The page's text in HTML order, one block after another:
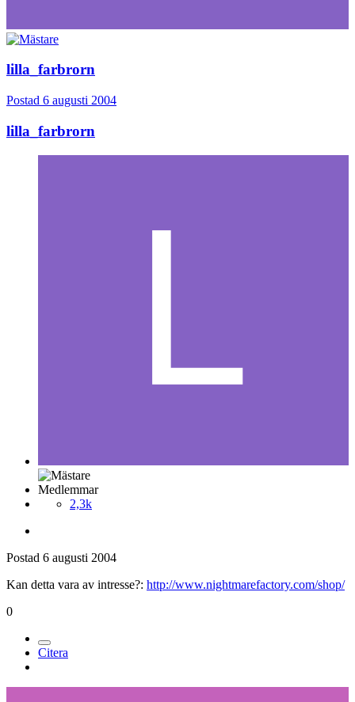
lilla_farbrorn
Postad 6 augusti 2004
lilla_farbrorn
Medlemmar
2,3k
Postad 6 augusti 2004
Kan detta vara av intresse?: http://www.nightmarefactory.com/shop/
0
Citera